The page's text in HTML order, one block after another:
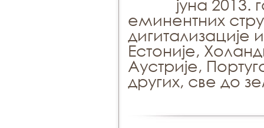
еминентних
Естоније,
Аустрије,
других, све до